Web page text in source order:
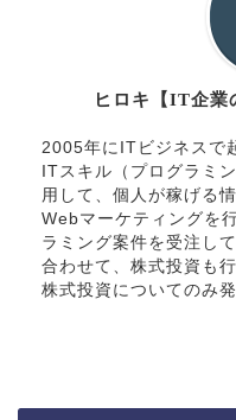
ヒロキ【IT企業
2005年にITビジネスで
ITスキル（プログラミ
用して、個人が稼げる
Webマーケティングを
ラミング案件を受注し
合わせて、株式投資も
株式投資についてのみ